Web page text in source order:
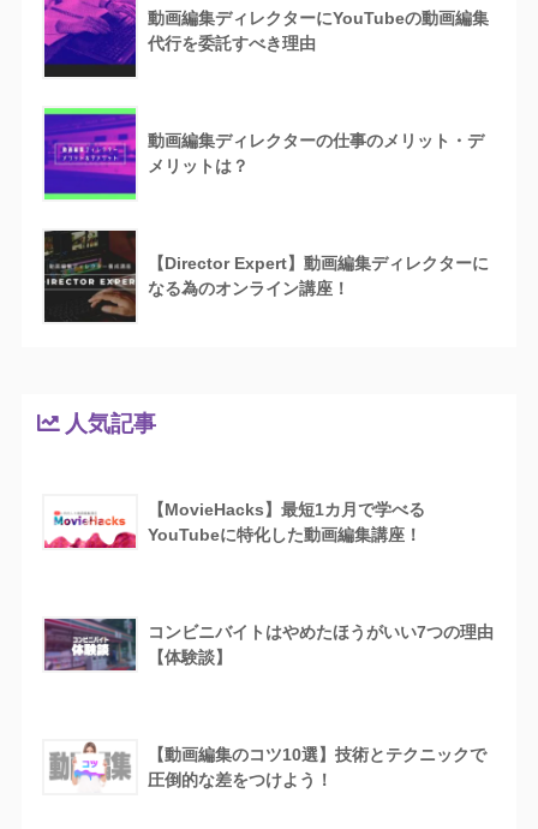
動画編集ディレクターにYouTubeの動画編集
代行を委託すべき理由
動画編集ディレクターの仕事のメリット・デ
メリットは？
【Director Expert】動画編集ディレクターに
なる為のオンライン講座！
人気記事
【MovieHacks】最短1カ月で学べる
YouTubeに特化した動画編集講座！
コンビニバイトはやめたほうがいい7つの理由
【体験談】
【動画編集のコツ10選】技術とテクニックで
圧倒的な差をつけよう！